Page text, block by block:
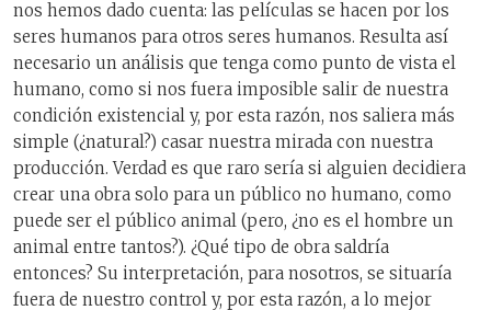
nos hemos dado cuenta: las películas se hacen por los
seres humanos para otros seres humanos. Resulta así
necesario un análisis que tenga como punto de vista el
humano, como si nos fuera imposible salir de nuestra
condición existencial y, por esta razón, nos saliera más
simple (¿natural?) casar nuestra mirada con nuestra
producción. Verdad es que raro sería si alguien decidiera
crear una obra solo para un público no humano, como
puede ser el público animal (pero, ¿no es el hombre un
animal entre tantos?). ¿Qué tipo de obra saldría
entonces? Su interpretación, para nosotros, se situaría
fuera de nuestro control y, por esta razón, a lo mejor